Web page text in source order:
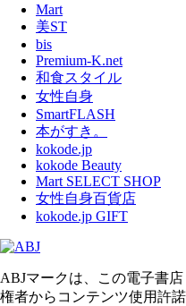
Mart
美ST
bis
Premium-K.net
和食スタイル
女性自身
SmartFLASH
本がすき。
kokode.jp
kokode Beauty
Mart SELECT SHOP
女性自身百貨店
kokode.jp GIFT
ABJマークは、この電子書
権者からコンテンツ使用許